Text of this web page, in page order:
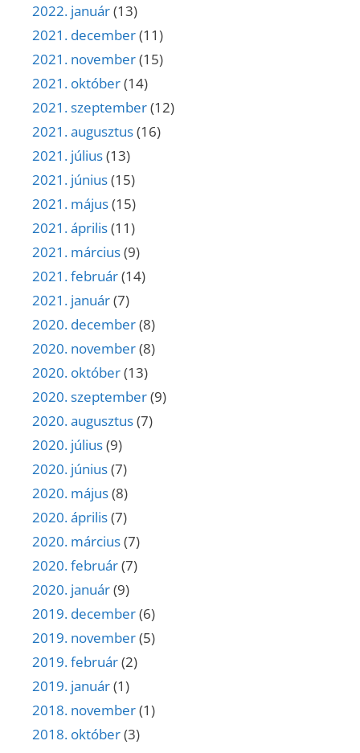
2022. január(13)
2021. december(11)
2021. november(15)
2021. október(14)
2021. szeptember(12)
2021. augusztus(16)
2021. július(13)
2021. június(15)
2021. május(15)
2021. április(11)
2021. március(9)
2021. február(14)
2021. január(7)
2020. december(8)
2020. november(8)
2020. október(13)
2020. szeptember(9)
2020. augusztus(7)
2020. július(9)
2020. június(7)
2020. május(8)
2020. április(7)
2020. március(7)
2020. február(7)
2020. január(9)
2019. december(6)
2019. november(5)
2019. február(2)
2019. január(1)
2018. november(1)
2018. október(3)